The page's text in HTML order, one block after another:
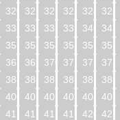
320
321 322 323 324 325
336
337 338 339 340 341
352
353 354 355 356 357
368
369 370 371 372 373
384
385 386 387 388 389
400
401 402 403 404 405
416
417 418 419 420 421